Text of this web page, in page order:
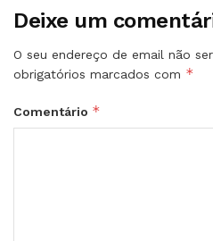
Deixe um
O seu endereço de email não
obrigatórios marcados com *
Comentário *